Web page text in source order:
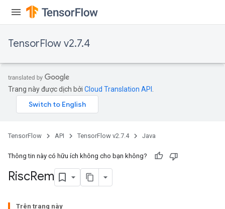
TensorFlow v2.7.4
Trang này được dịch bởi Cloud Translation API
TensorFlow API TensorFlow v2.7.4 Java
Thông tin này có hữu ích không cho bạn không?
RiscRem
Trên trang này